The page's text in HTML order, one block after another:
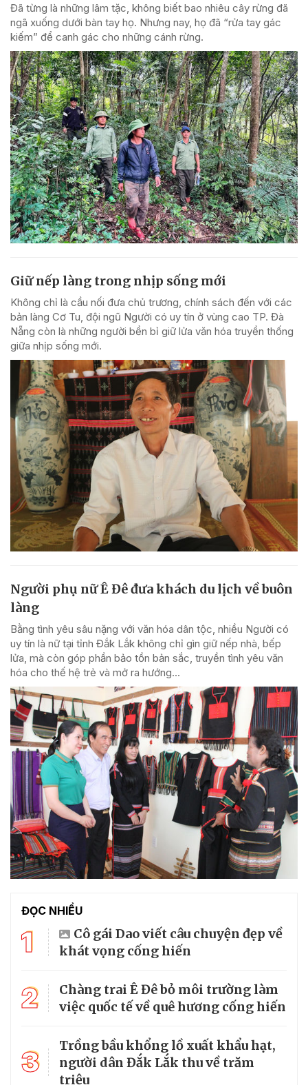
Đã từng là những lâm tặc, không biết bao nhiêu cây rừng đã
ngã xuống dưới bàn tay họ. Nhưng nay, họ đã “rửa tay gác
kiếm” để canh gác cho những cánh rừng.
Giữ nếp làng trong nhịp sống mới
Không chỉ là cầu nối đưa chủ trương, chính sách đến với các
bản làng Cơ Tu, đội ngũ Người có uy tín ở vùng cao TP. Đà
Nẵng còn là những người bền bỉ giữ lửa văn hóa truyền thống
giữa nhịp sống mới.
Người phụ nữ Ê Đê đưa khách du lịch về buôn
làng
Bằng tình yêu sâu nặng với văn hóa dân tộc, nhiều Người có
uy tín là nữ tại tỉnh Đắk Lắk không chỉ gìn giữ nếp nhà, bếp
lửa, mà còn góp phần bảo tồn bản sắc, truyền tình yêu văn
hóa cho thế hệ trẻ và mở ra hướng...
ĐỌC NHIỀU
1
Cô gái Dao viết câu chuyện đẹp về
khát vọng cống hiến
2
Chàng trai Ê Đê bỏ môi trường làm
việc quốc tế về quê hương cống hiến
3
Trồng bầu khổng lồ xuất khẩu hạt,
người dân Đắk Lắk thu về trăm
triệu